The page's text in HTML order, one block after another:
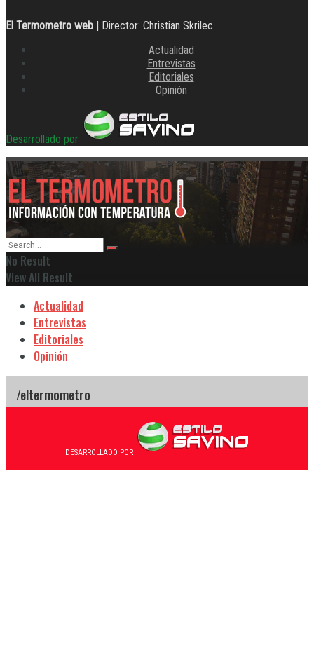
El Termometro web | Director: Christian Skrilec
Actualidad
Entrevistas
Editoriales
Opinión
Desarrollado por
No Result
View All Result
Actualidad
Entrevistas
Editoriales
Opinión
DESARROLLADO POR